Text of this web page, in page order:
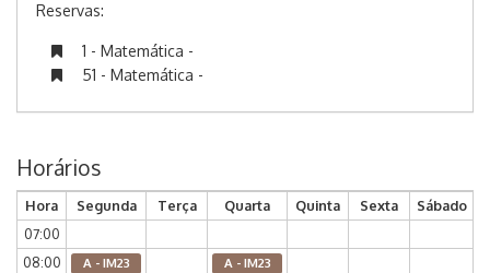
Reservas:
1 - Matemática -
51 - Matemática -
Horários
Hora Segunda Terça Quarta Quinta Sexta
Sábado
07:00
08:00
A - IM23 A - IM23